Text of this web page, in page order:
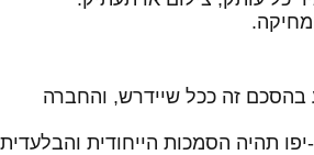
זה ככל שיידרש, והחברה
תהיה הסמכות הייחודית והבלעדית